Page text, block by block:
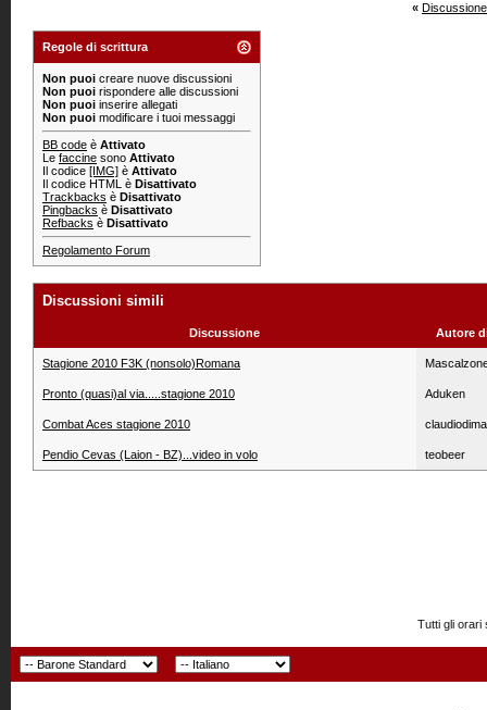
«
Regole di scrittura
Non puoi creare nuove discussioni
Non puoi rispondere alle discussioni
Non puoi inserire allegati
Non puoi modificare i tuoi messaggi
BB code è Attivato
Le faccine sono Attivato
Il codice [IMG] è Attivato
Il codice HTML è Disattivato
Trackbacks è Disattivato
Pingbacks è Disattivato
Refbacks è Disattivato
Regolamento Forum
Discussioni simili
Discussione Autore
Stagione 2010 F3K (nonsolo)Romana
Pronto (quasi)al via.....stagione 2010 Aduken
Combat Aces stagione 2010
Pendio Cevas (Laion - BZ)...video in volo teobeer
Tutti gli orari